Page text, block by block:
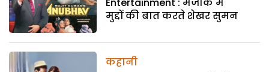
मुद्दों की बात करते शेखर सुमन
कहानी